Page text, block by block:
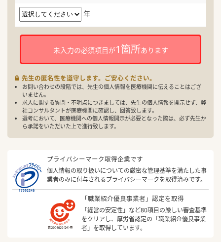
年
未入力の必須項目が1箇所あります
先生の匿名性を遵守します。ご安心ください。
お問い合わせの段階では、先生の個人情報を医療機関に伝えることはござ
いません。
求人に関する質問・不明点につきましては、先生の個人情報を開示せず、弊
社コンサルタントが医療機関に確認し、回答致します。
選考において、医療機関への個人情報開示が必要となった際は、必ず先生か
ら承諾をいただいた上で進行致します。
プライバシーマーク取得企業です
個人情報の取り扱いについての厳密な管理基準を満たした事
業者のみに付与されるプライバシーマークを取得済みです。
「職業紹介優良事業者」認定を取得
「経営の安定性」など80項目の厳しい審査基準
をクリアし、厚労省認定の「職業紹介優良事業
者」を取得しています。